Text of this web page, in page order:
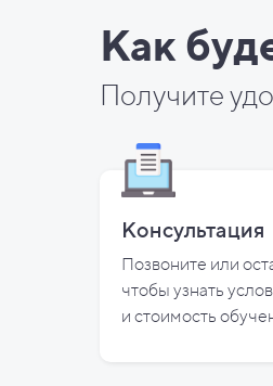
Как
Получите
Консультация
Позвоните или
чтобы узнать
и стоимость